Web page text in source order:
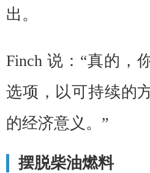
出。
Finch 说：“真的，
选项，以可持续的
的经济意义。”
摆脱柴油燃料